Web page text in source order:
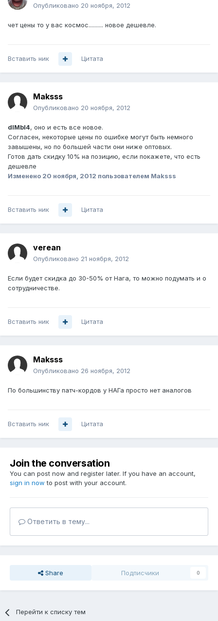
Опубликовано 20 ноября, 2012
чет цены то у вас космос.......... новое дешевле.
Вставить ник Цитата
Maksss
Опубликовано 20 ноября, 2012
dIMbI4, оно и есть все новое.
Согласен, некоторые цены по ошибке могут быть немного
завышены, но по большей части они ниже оптовых.
Готов дать скидку 10% на позицию, если покажете, что есть
дешевле
Изменено 20 ноября, 2012 пользователем Maksss
Вставить ник Цитата
verean
Опубликовано 21 ноября, 2012
Если будет скидка до 30-50% от Нага, то можно подумать и о
сотрудничестве.
Вставить ник Цитата
Maksss
Опубликовано 26 ноября, 2012
По большинству патч-кордов у НАГа просто нет аналогов
Вставить ник Цитата
Join the conversation
You can post now and register later. If you have an account,
sign in now to post with your account.
Ответить в тему...
Share Подписчики 0
Перейти к списку тем